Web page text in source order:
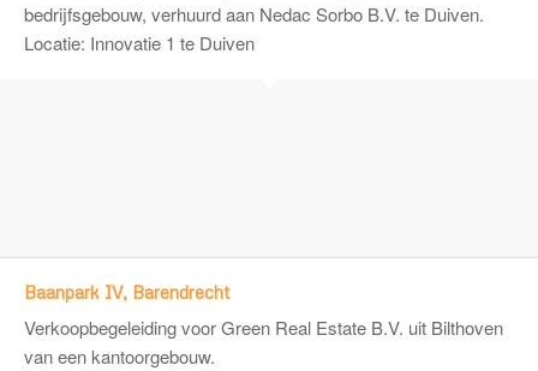
bedrijfsgebouw, verhuurd aan Nedac Sorbo B.V. te Duiven.
Locatie: Innovatie 1 te Duiven
Baanpark IV, Barendrecht
Verkoopbegeleiding voorGreen Real Estate B.V. uit Bilthoven
van een kantoorgebouw.